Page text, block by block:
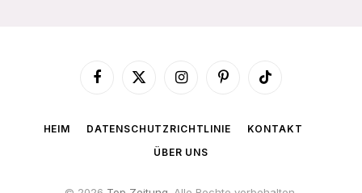
Facebook
X
InstagramPinterestTikTok
HEIM DATENSCHUTZRICHTLINIE
KONTAKT
ÜBER UNS